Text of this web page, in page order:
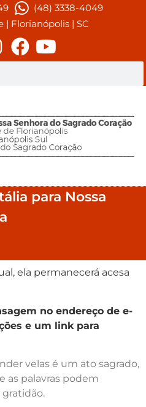
(48) 3338-4049
| Florianópolis | SC
para Nossa
ela permanecerá acesa
no endereço de e-
e um link para
velas é um ato sagrado,
as palavras podem
gratidão.